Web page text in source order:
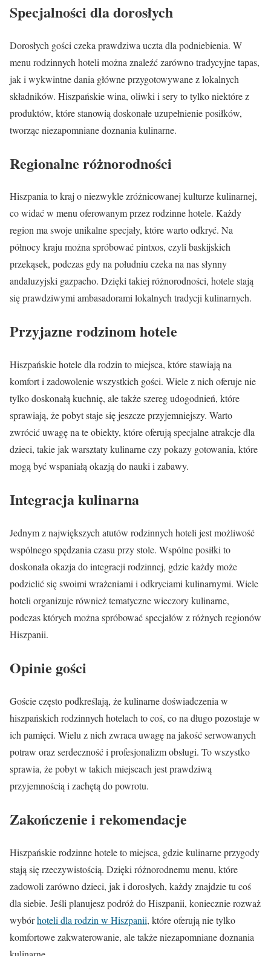
Specjalności dla dorosłych
Dorosłych gości czeka prawdziwa uczta dla podniebienia. W
menu rodzinnych hoteli można znaleźć zarówno tradycyjne tapas,
jak i wykwintne dania główne przygotowywane z lokalnych
składników. Hiszpańskie wina, oliwki i sery to tylko niektóre z
produktów, które stanowią doskonałe uzupełnienie posiłków,
tworząc niezapomniane doznania kulinarne.
Regionalne różnorodności
Hiszpania to kraj o niezwykle zróżnicowanej kulturze kulinarnej,
co widać w menu oferowanym przez rodzinne hotele. Każdy
region ma swoje unikalne specjały, które warto odkryć. Na
północy kraju można spróbować pintxos, czyli baskijskich
przekąsek, podczas gdy na południu czeka na nas słynny
andaluzyjski gazpacho. Dzięki takiej różnorodności, hotele stają
się prawdziwymi ambasadorami lokalnych tradycji kulinarnych.
Przyjazne rodzinom hotele
Hiszpańskie hotele dla rodzin to miejsca, które stawiają na
komfort i zadowolenie wszystkich gości. Wiele z nich oferuje nie
tylko doskonałą kuchnię, ale także szereg udogodnień, które
sprawiają, że pobyt staje się jeszcze przyjemniejszy. Warto
zwrócić uwagę na te obiekty, które oferują specjalne atrakcje dla
dzieci, takie jak warsztaty kulinarne czy pokazy gotowania, które
mogą być wspaniałą okazją do nauki i zabawy.
Integracja kulinarna
Jednym z największych atutów rodzinnych hoteli jest możliwość
wspólnego spędzania czasu przy stole. Wspólne posiłki to
doskonała okazja do integracji rodzinnej, gdzie każdy może
podzielić się swoimi wrażeniami i odkryciami kulinarnymi. Wiele
hoteli organizuje również tematyczne wieczory kulinarne,
podczas których można spróbować specjałów z różnych regionów
Hiszpanii.
Opinie gości
Goście często podkreślają, że kulinarne doświadczenia w
hiszpańskich rodzinnych hotelach to coś, co na długo pozostaje w
ich pamięci. Wielu z nich zwraca uwagę na jakość serwowanych
potraw oraz serdeczność i profesjonalizm obsługi. To wszystko
sprawia, że pobyt w takich miejscach jest prawdziwą
przyjemnością i zachętą do powrotu.
Zakończenie i rekomendacje
Hiszpańskie rodzinne hotele to miejsca, gdzie kulinarne przygody
stają się rzeczywistością. Dzięki różnorodnemu menu, które
zadowoli zarówno dzieci, jak i dorosłych, każdy znajdzie tu coś
dla siebie. Jeśli planujesz podróż do Hiszpanii, koniecznie rozważ
wybórhoteli dla rodzin w Hiszpanii, które oferują nie tylko
komfortowe zakwaterowanie, ale także niezapomniane doznania